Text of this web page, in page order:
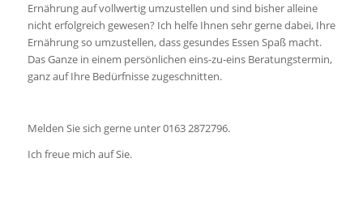
Ernährung auf vollwertig umzustellen und sind bisher alleine
nicht erfolgreich gewesen? Ich helfe Ihnen sehr gerne dabei, Ihre
Ernährung so umzustellen, dass gesundes Essen Spaß macht.
Das Ganze in einem persönlichen eins-zu-eins Beratungstermin,
ganz auf Ihre Bedürfnisse zugeschnitten.
Melden Sie sich gerne unter 0163 2872796.
Ich freue mich auf Sie.